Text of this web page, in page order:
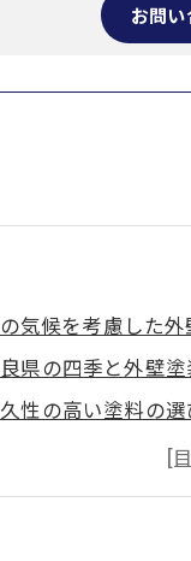
お問
気候を考慮した
県の四季と外壁
性の高い塗料の選
良県特有の気象条
テナンス頻度と